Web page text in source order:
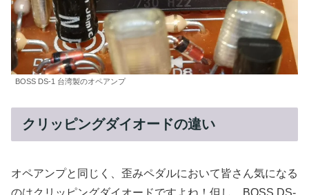
BOSS DS-1 台湾製のオペアンプ
クリッピングダイオードの違い
オペアンプと同じく、歪みペダルにおいて皆さん気になる
のはクリッピングダイオードですよね！但し、BOSS DS-